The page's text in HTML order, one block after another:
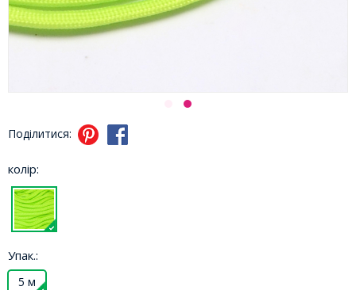
Поділитися:
колір:
Упак.:
5 м